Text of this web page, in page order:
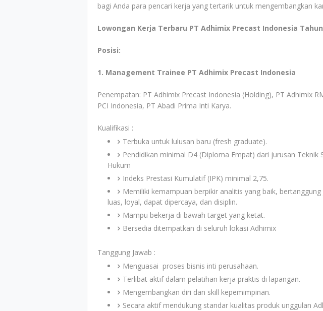
bagi Anda para pencari kerja yang tertarik untuk mengembangkan
Lowongan Kerja Terbaru PT Adhimix Precast Indonesia Tahun
Posisi:
1. Management Trainee PT Adhimix Precast Indonesia
Penempatan: PT Adhimix Precast Indonesia (Holding), PT Adhimix
PCI Indonesia, PT Abadi Prima Inti Karya.
Kualifikasi :
Terbuka untuk lulusan baru (fresh graduate).
Pendidikan minimal D4 (Diploma Empat) dari jurusan Teknik
Hukum
Indeks Prestasi Kumulatif (IPK) minimal 2,75.
Memiliki kemampuan berpikir analitis yang baik,
luas, loyal, dapat dipercaya, dan disiplin.
Mampu bekerja di bawah target yang ketat.
Bersedia ditempatkan di seluruh lokasi Adhimix
Tanggung Jawab :
Menguasai proses bisnis inti perusahaan.
Terlibat aktif dalam pelatihan kerja praktis di lapangan.
Mengembangkan diri dan skill kepemimpinan.
Secara aktif mendukung standar kualitas produk unggulan